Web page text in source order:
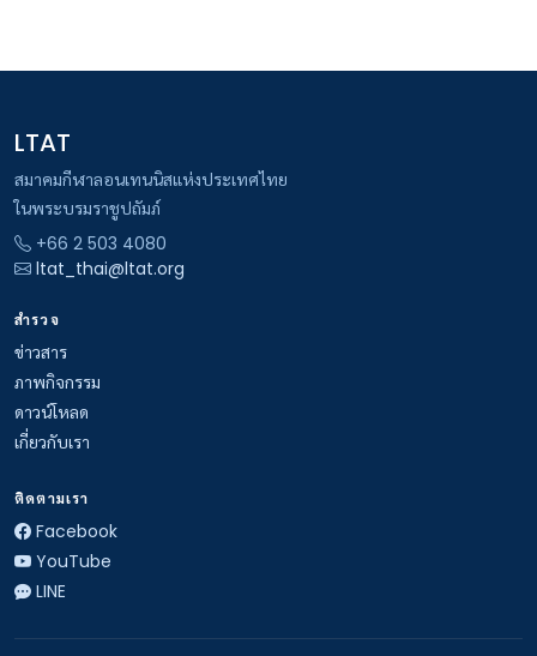
LTAT
สมาคมกีฬาลอนเทนนิสแห่งประเทศไทย
ในพระบรมราชูปถัมภ์
+66 2 503 4080
ltat_thai@ltat.org
สำรวจ
ข่าวสาร
ภาพกิจกรรม
ดาวน์โหลด
เกี่ยวกับเรา
ติดตามเรา
Facebook
YouTube
LINE